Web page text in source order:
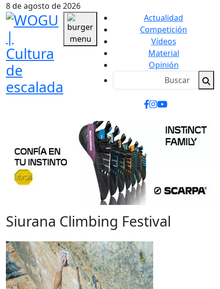
8 de agosto de 2026
Actualidad
Competición
Vídeos
Material
Opinión
Siurana Climbing Festival